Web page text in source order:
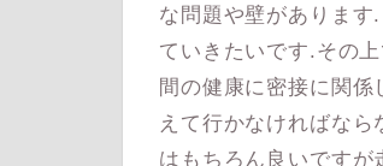
な問題や壁があります
ていきたいです.その
間の健康に密接に関
えて行かなければな
はもちろん良いですが